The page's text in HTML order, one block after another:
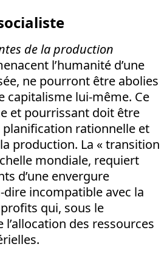
de la production
l’humanité d’une
ne pourront être abolies
capitalisme lui-même. Ce
et pourrissant doit être
rationnelle et
production. La « transition
mondiale, requiert
d’une envergure
dire incompatible avec la
qui, sous le
des ressources